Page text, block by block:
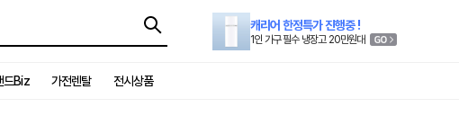
캐리어 한정특가 진행중 !
1인 가구 필수 냉장고 20만원대
드Biz 가전렌탈 전시상품